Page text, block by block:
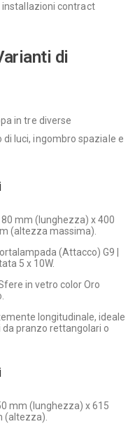
contract
di
in tre diverse
luci, ingombro spaziale e
mm (lunghezza) x 400
(altezza massima).
(Attacco) G9 |
5 x 10W.
in vetro color Oro
longitudinale, ideale
pranzo rettangolari o
mm (lunghezza) x 615
(altezza).